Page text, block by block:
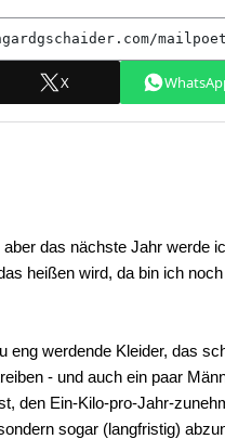
das nächste Jahr werde
heißen wird, da bin ich
werdende Kleider, das
- und auch ein paar
den Ein-Kilo-pro-Jahr-
sogar (langfristig)